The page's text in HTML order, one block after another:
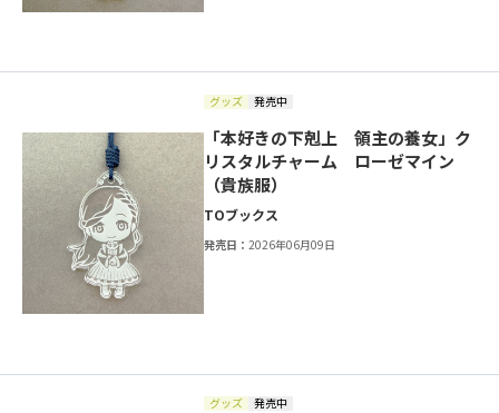
グッズ 発売中
「本好きの下剋上 領主の養女」ク
リスタルチャーム ローゼマイン
（貴族服）
TOブックス
発売日：2026年06月09日
グッズ 発売中